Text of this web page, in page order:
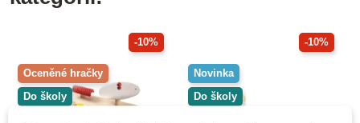
-10%
Oceněné hračky
Do školy
-10%
Novinka
Do školy